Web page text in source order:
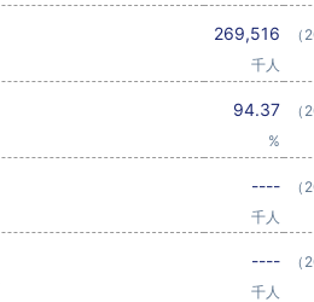
269,516
千人
94.37
%
----
千人
----
千人